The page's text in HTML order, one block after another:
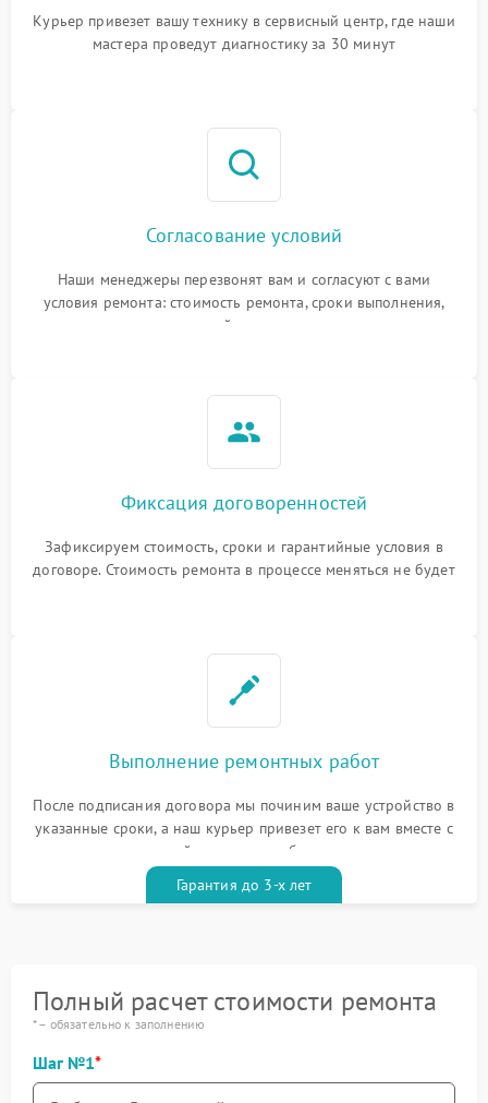
Курьер привезет вашу технику в сервисный центр, где наши
мастера проведут диагностику за 30 минут
Согласование условий
Наши менеджеры перезвонят вам и согласуют с вами
условия ремонта: стоимость ремонта, сроки выполнения,
гарантийные условия
Фиксация договоренностей
Зафиксируем стоимость, сроки и гарантийные условия в
договоре. Стоимость ремонта в процессе меняться не будет
Выполнение ремонтных работ
После подписания договора мы починим ваше устройство в
указанные сроки, а наш курьер привезет его к вам вместе с
гарантийным талоном бесплатно
Гарантия до 3-х лет
Полный расчет стоимости ремонта
* – обязательно к заполнению
Шаг №1